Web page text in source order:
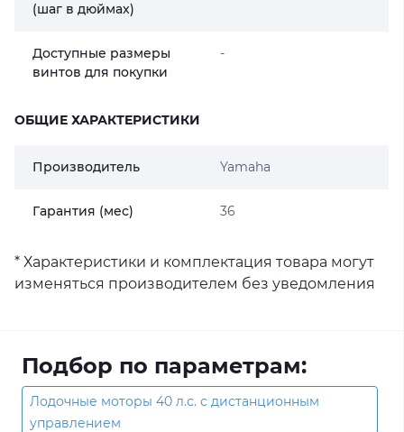
(шаг в дюймах)
Доступные размеры
винтов для покупки
-
ОБЩИЕ ХАРАКТЕРИСТИКИ
Производитель Yamaha
Гарантия (мес) 36
* Характеристики и комплектация товара могут
изменяться производителем без уведомления
Подбор по параметрам:
Лодочные моторы 40 л.с. с дистанционным
управлением